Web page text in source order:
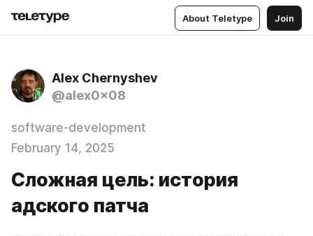
About Teletype Join
Alex Chernyshev
@alex0x08
software-development
February 14, 2025
Сложная цель: история
адского патча